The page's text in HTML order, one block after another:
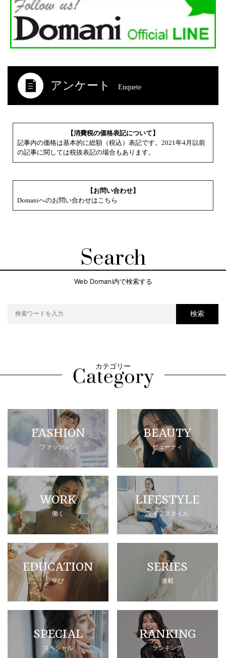
アンケート Enquete
【消費税の価格表記について】
記事内の価格は基本的に総額（税込）表記です。2021年4月以前
の記事に関しては税抜表記の場合もあります。
【お問い合わせ】
Domaniへのお問い合わせはこちら
Search
Web Domani内で検索する
検索
カテゴリー
FASHION
ファッション
BEAUTY
ビューティ
WORK
働く
LIFESTYLE
ライフスタイル
EDUCATION
学び
SERIES
連載
SPECIAL
スペシャル
RANKING
ランキング